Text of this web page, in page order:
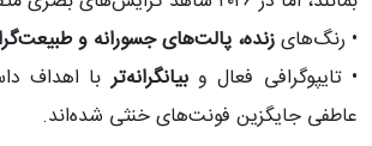
• رنگ‌هایزنده، پالت‌های جسورانه و طبیعت‌گرا
• تایپوگرافی فعال وبیانگرانه‌تربا اهداف
عاطفی جایگزین فونت‌های خنثی شده‌اند.